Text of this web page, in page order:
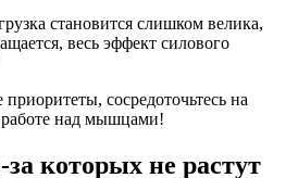
становится слишком велика,
весь эффект силового
сосредоточьтесь на
над мышцами!
которых не растут